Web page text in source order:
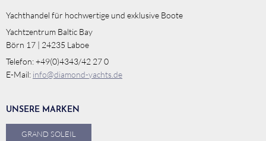
Yachthandel für hochwertige und exklusive Boote
Yachtzentrum Baltic Bay
Börn 17 | 24235 Laboe
Telefon: +49(0)4343/42 27 0
E-Mail: info@diamond-yachts.de
UNSERE MARKEN
GRAND SOLEIL